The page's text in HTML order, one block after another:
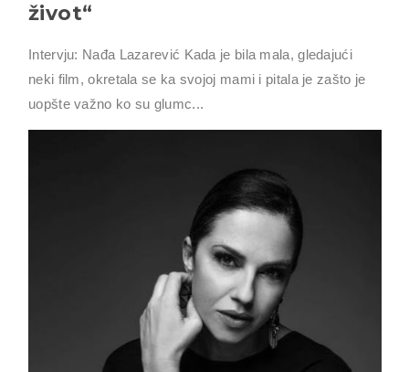
život“
Intervju: Nađa Lazarević Kada je bila mala, gledajući
neki film, okretala se ka svojoj mami i pitala je zašto je
uopšte važno ko su glumc...